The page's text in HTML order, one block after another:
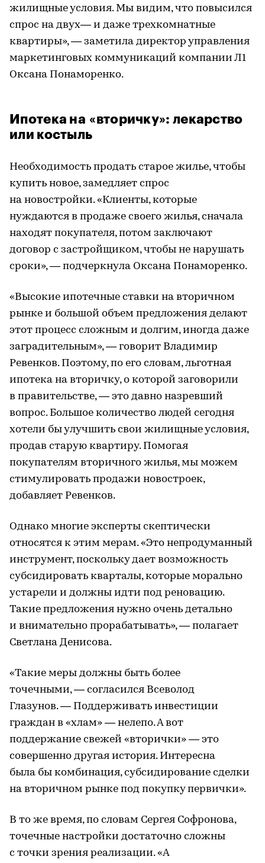
жилищные условия. Мы видим, что повысился
спрос на двух— и даже трехкомнатные
квартиры», — заметила директор управления
маркетинговых коммуникаций компании Л1
Оксана Понаморенко.
Ипотека на «вторичку»: лекарство
или костыль
Необходимость продать старое жилье, чтобы
купить новое, замедляет спрос
на новостройки. «Клиенты, которые
нуждаются в продаже своего жилья, сначала
находят покупателя, потом заключают
договор с застройщиком, чтобы не нарушать
сроки», — подчеркнула Оксана Понаморенко.
«Высокие ипотечные ставки на вторичном
рынке и большой объем предложения делают
этот процесс сложным и долгим, иногда даже
заградительным», — говорит Владимир
Ревенков. Поэтому, по его словам, льготная
ипотека на вторичку, о которой заговорили
в правительстве, — это давно назревший
вопрос. Большое количество людей сегодня
хотели бы улучшить свои жилищные условия,
продав старую квартиру. Помогая
покупателям вторичного жилья, мы можем
стимулировать продажи новостроек,
добавляет Ревенков.
Однако многие эксперты скептически
относятся к этим мерам. «Это непродуманный
инструмент, поскольку дает возможность
субсидировать кварталы, которые морально
устарели и должны идти под реновацию.
Такие предложения нужно очень детально
и внимательно прорабатывать», — полагает
Светлана Денисова.
«Такие меры должны быть более
точечными, — согласился Всеволод
Глазунов. — Поддерживать инвестиции
граждан в «хлам» — нелепо. А вот
поддержание свежей «вторички» — это
совершенно другая история. Интересна
была бы комбинация, субсидирование сделки
на вторичном рынке под покупку первички».
В то же время, по словам Сергея Софронова,
точечные настройки достаточно сложны
с точки зрения реализации. «А